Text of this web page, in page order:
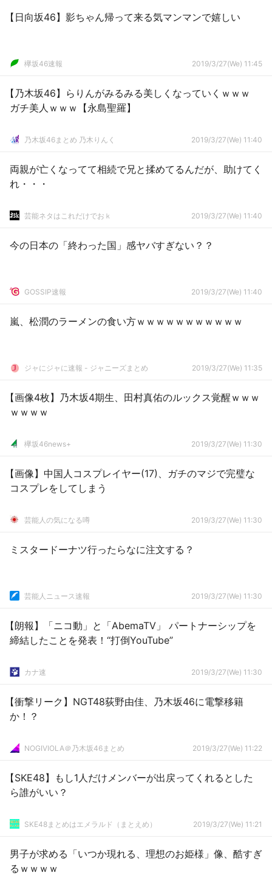
【日向坂46】影ちゃん帰って来る気マンマンで嬉しい
欅坂46速報 2019/3/27(We) 11:45
【乃木坂46】らりんがみるみる美しくなっていくｗｗｗ
ガチ美人ｗｗｗ【永島聖羅】
乃木坂46まとめ 乃木りんく 2019/3/27(We) 11:40
両親が亡くなってて相続で兄と揉めてるんだが、助けてく
れ・・・
芸能ネタはこれだけでおｋ 2019/3/27(We) 11:40
今の日本の「終わった国」感ヤバすぎない？？
GOSSIP速報 2019/3/27(We) 11:40
嵐、松潤のラーメンの食い方ｗｗｗｗｗｗｗｗｗｗｗ
ジャにジャに速報 - ジャニーズまとめ 2019/3/27(We) 11:35
【画像4枚】乃木坂4期生、田村真佑のルックス覚醒ｗｗｗ
ｗｗｗｗ
欅坂46news+ 2019/3/27(We) 11:30
【画像】中国人コスプレイヤー(17)、ガチのマジで完璧な
コスプレをしてしまう
芸能人の気になる噂 2019/3/27(We) 11:30
ミスタードーナツ行ったらなに注文する？
芸能人ニュース速報 2019/3/27(We) 11:30
【朗報】「ニコ動」と「AbemaTV」 パートナーシップを
締結したことを発表！“打倒YouTube”
カナ速 2019/3/27(We) 11:30
【衝撃リーク】NGT48荻野由佳、乃木坂46に電撃移籍
か！？
NOGIVIOLA＠乃木坂46まとめ 2019/3/27(We) 11:22
【SKE48】もし1人だけメンバーが出戻ってくれるとした
ら誰がいい？
SKE48まとめはエメラルド（まとえめ） 2019/3/27(We) 11:21
男子が求める「いつか現れる、理想のお姫様」像、酷すぎ
るｗｗｗｗ